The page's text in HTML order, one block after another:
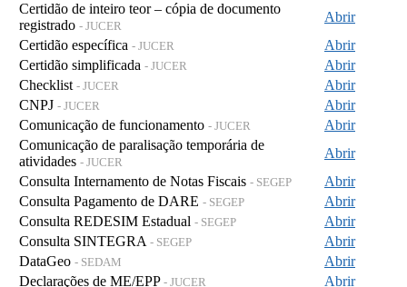
Certidão de inteiro teor – cópia de documento
registrado - JUCER
Abrir
Certidão específica - JUCER
Abrir
Certidão simplificada - JUCER
Abrir
Checklist - JUCER
Abrir
CNPJ - JUCER
Abrir
Comunicação de funcionamento - JUCER
Abrir
Comunicação de paralisação temporária de
atividades - JUCER
Abrir
Consulta Internamento de Notas Fiscais - SEGEP
Abrir
Consulta Pagamento de DARE - SEGEP
Abrir
Consulta REDESIM Estadual - SEGEP
Abrir
Consulta SINTEGRA - SEGEP
Abrir
DataGeo - SEDAM
Abrir
Declarações de ME/EPP - JUCER Abrir